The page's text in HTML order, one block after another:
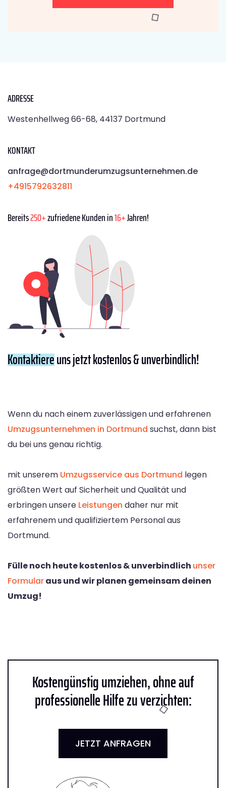
ADRESSE
Westenhellweg 66-68, 44137 Dortmund
KONTAKT
anfrage@dortmunderumzugsunternehmen.de
+4915792632811
Bereits250+zufriedene Kunden in16+Jahren!
Kontaktiereuns jetzt kostenlos & unverbindlich!
Wenn du nach einem zuverlässigen und erfahrenen
Umzugsunternehmen in Dortmund suchst, dann bist
du bei uns genau richtig.
mit unserem Umzugsservice aus Dortmund legen
größten Wert auf Sicherheit und Qualität und
erbringen unsere Leistungen daher nur mit
erfahrenem und qualifiziertem Personal aus
Dortmund.
Fülle noch heute kostenlos & unverbindlich unser
Formularaus und wir planen gemeinsam deinen
Umzug!
Kostengünstig umziehen, ohne auf
professionelle Hilfe zu verzichten:
JETZT ANFRAGEN